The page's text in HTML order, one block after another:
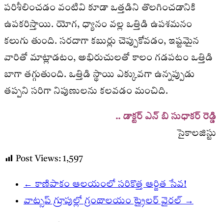
ప‌రిశీలించ‌డం వంటివి కూడా ఒత్త‌డిని తొల‌గించ‌డానికి
ఉప‌క‌రిస్తాయి. యోగ, ధ్యానం వల్ల ఒత్తిడి ఉపశమనం
కలుగు తుంది. సరదాగా కబుర్లు చెప్పుకోవడం, ఇష్టమైన
వారితో మాట్లాడటం, అభిరుచులతో కాలం గడపటం ఒత్తిడి
బాగా తగ్గుతుంది. ఒత్తిడి స్థాయి ఎక్కువగా ఉన్నప్పుడు
తప్పని సరిగా నిపుణులను కలవడం మంచిది.
.. డాక్టర్ ఎన్ బి సుధాకర్ రెడ్డి
సైకాలజిస్టు
Post Views: 1,597
← కాణిపాకం ఆలయంలో సరికొత్త ఆర్జిత సేవ!
వాట్సప్ గ్రూపుల్లో గ్రంథాలయం ట్రైలర్ వైరల్ →